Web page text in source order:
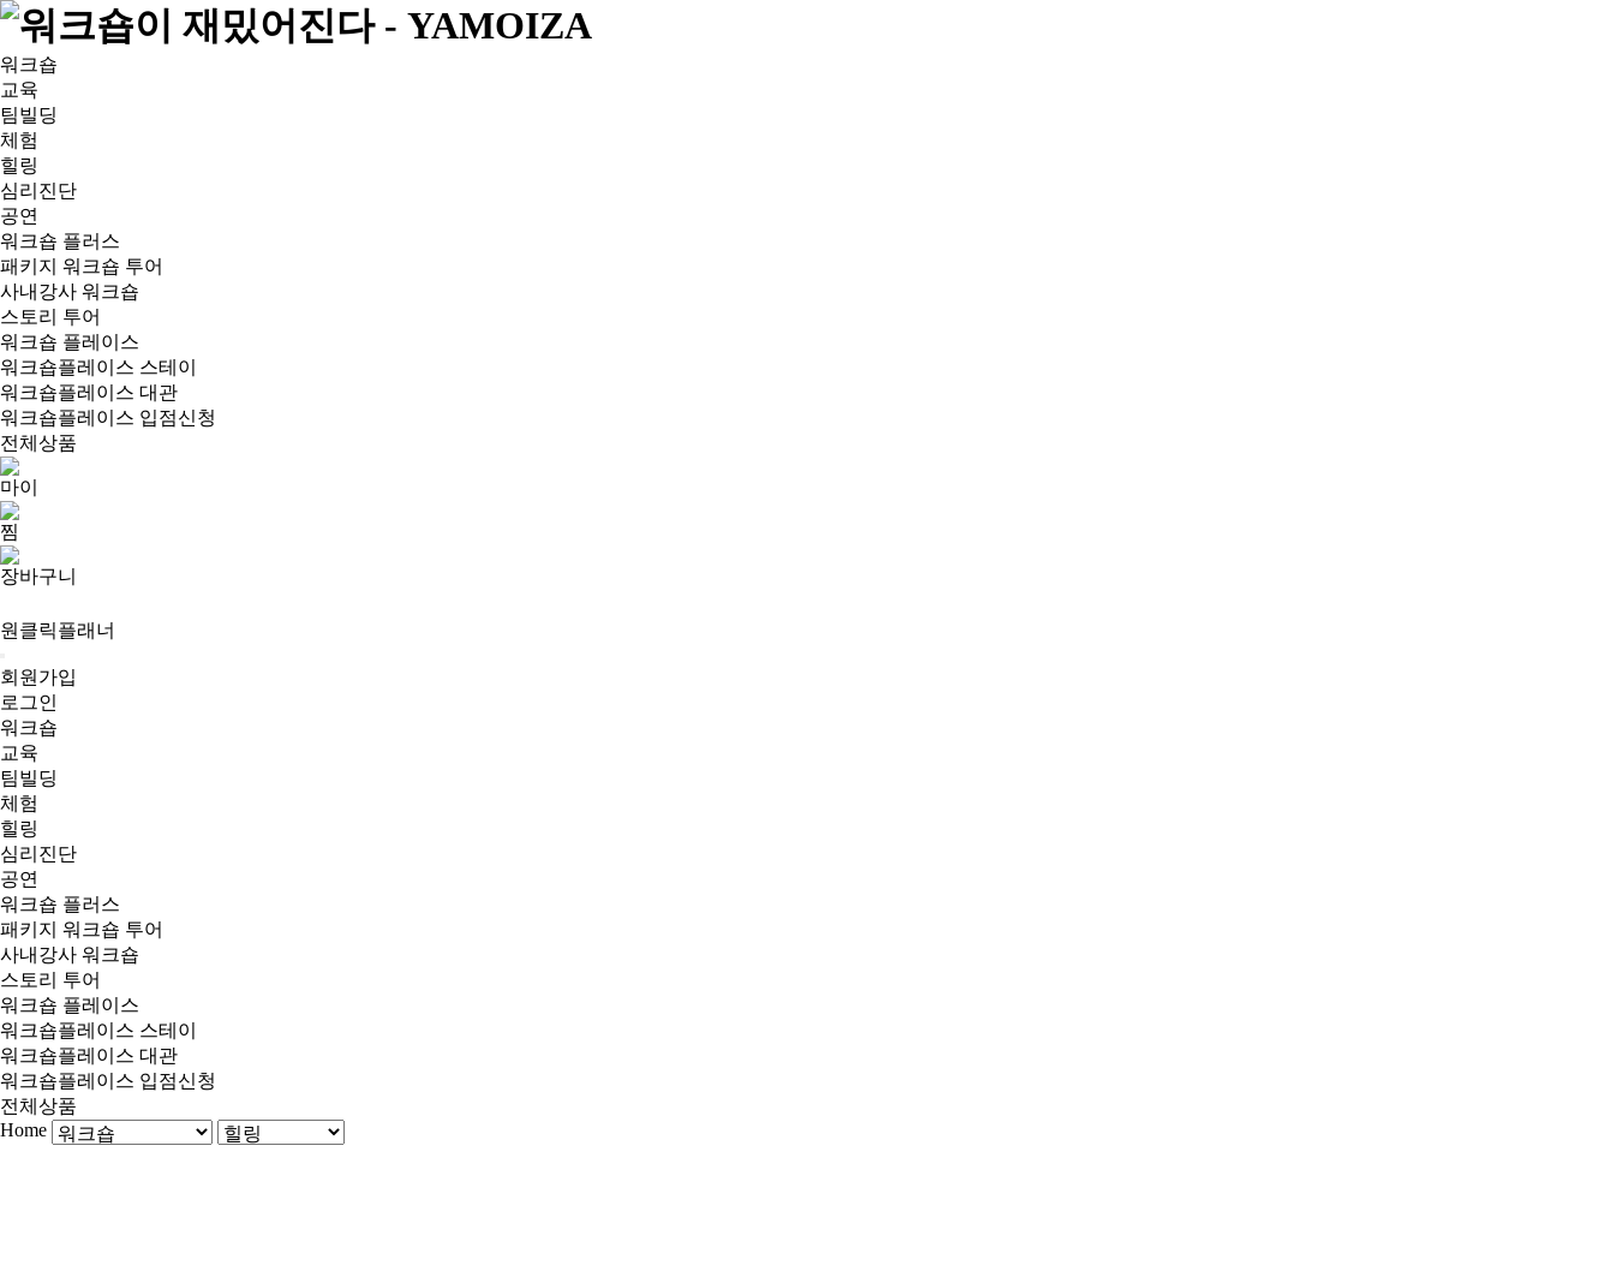
워크숍
교육
팀빌딩
체험
힐링
심리진단
공연
워크숍 플러스
패키지 워크숍 투어
사내강사 워크숍
스토리 투어
워크숍 플레이스
워크숍플레이스 스테이
워크숍플레이스 대관
워크숍플레이스 입점신청
전체상품
마이
찜
장바구니
원클릭플래너
회원가입
로그인
워크숍
교육
팀빌딩
체험
힐링
심리진단
공연
워크숍 플러스
패키지 워크숍 투어
사내강사 워크숍
스토리 투어
워크숍 플레이스
워크숍플레이스 스테이
워크숍플레이스 대관
워크숍플레이스 입점신청
전체상품
Home